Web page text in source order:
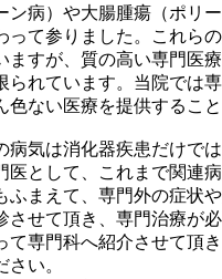
ン病）や大腸腫瘍（ポリ
って参りました。これら
ますが、質の高い専門医
られています。当院では
色ない医療を提供すること
病気は消化器疾患だけでは
医として、これまで関連
ふまえて、専門外の症状
させて頂き、専門治療が
て専門科へ紹介させて頂
さい。